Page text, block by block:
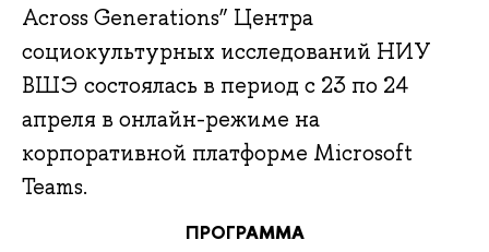
Across Generations” Центра
социокультурных исследований НИУ
ВШЭ состоялась в период с 23 по 24
апреля в онлайн-режиме на
корпоративной платформе Microsoft
Teams.
ПРОГРАММА